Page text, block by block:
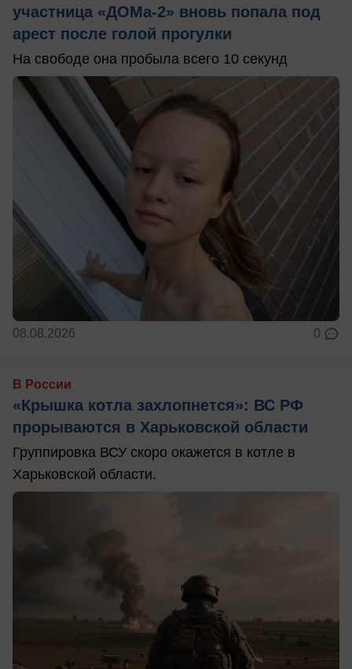
участница «ДОМа-2» вновь попала под
арест после голой прогулки
На свободе она пробыла всего 10 секунд
08.08.2026 0
В России
«Крышка котла захлопнется»: ВС РФ
прорываются в Харьковской области
Группировка ВСУ скоро окажется в котле в
Харьковской области.